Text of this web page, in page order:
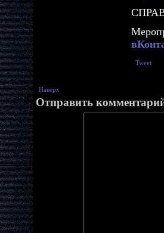
Tweet
Наверх
Отправить